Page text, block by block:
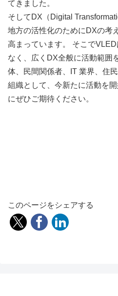
てきました。
そしてDX（Digital
地方の活性化のためにDXの考
高まっています。 そこで
なく、広くDX全般に活動範囲
体、民間関係者、IT 業界、住
組織として、今新たに活動を
にぜひご期待ください。
このページをシェアする